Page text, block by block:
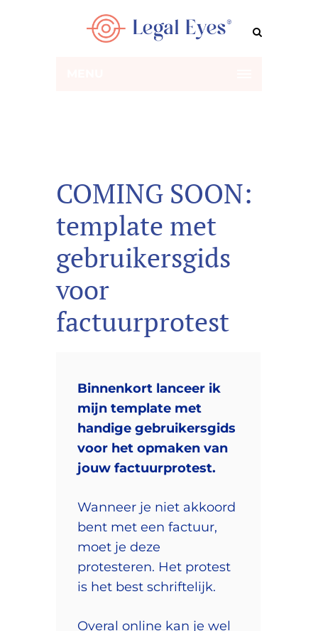
COMING SOON:
template met
gebruikersgids
voor
factuurprotest
Binnenkort lanceer ik
mijn template met
handige gebruikersgids
voor het opmaken van
jouw factuurprotest.
Wanneer je niet akkoord
bent met een factuur,
moet je deze
protesteren. Het protest
is het best schriftelijk.
Overal online kan je wel